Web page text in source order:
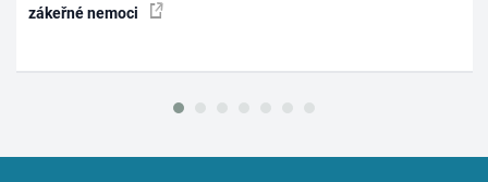
zákeřné nemoci